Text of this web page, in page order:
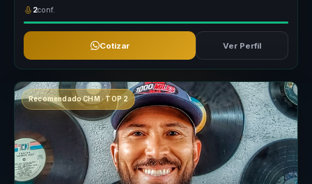
2conf.
Cotizar Ver Perfil
Recomendado CHM · TOP 2